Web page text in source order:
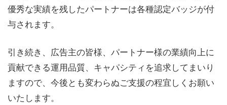
優秀な実績を残したパートナーは各種認定バッジが付
与されます。
引き続き、広告主の皆様、パートナー様の業績向上に
貢献できる運用品質、キャパシティを追求してまいり
ますので、今後とも変わらぬご支援の程宜しくお願い
いたします。